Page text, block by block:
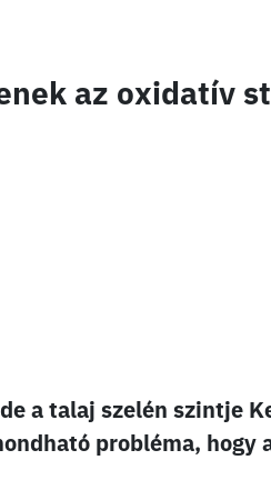
az oxidatív
a talaj szelén szintje
probléma, hogy